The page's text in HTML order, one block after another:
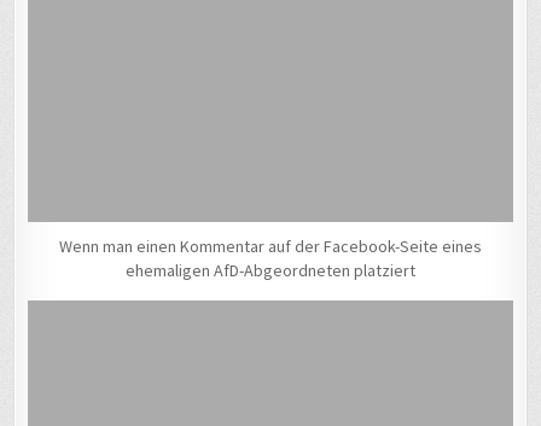
Wenn man einen Kommentar auf der Facebook-Seite eines
ehemaligen AfD-Abgeordneten platziert